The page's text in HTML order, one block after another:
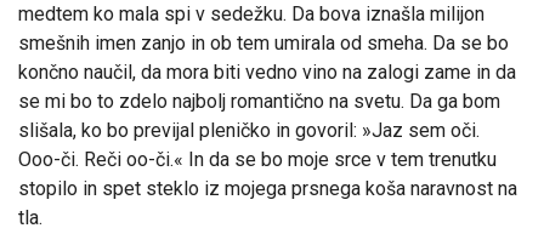
medtem ko mala spi v sedežku. Da bova iznašla milijon
smešnih imen zanjo in ob tem umirala od smeha. Da se bo
končno naučil, da mora biti vedno vino na zalogi zame in da
se mi bo to zdelo najbolj romantično na svetu. Da ga bom
slišala, ko bo previjal pleničko in govoril: »Jaz sem oči.
Ooo-či. Reči oo-či.« In da se bo moje srce v tem trenutku
stopilo in spet steklo iz mojega prsnega koša naravnost na
tla.